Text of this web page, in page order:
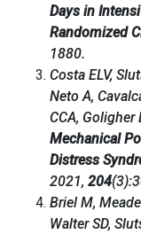
Days in
Randomized
1880.
Costa ELV,
Neto A,
CCA, Goligher
Mechanical
Distress
2021, 204
Briel M,
Walter SD,